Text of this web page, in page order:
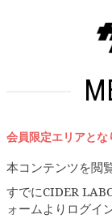
会員限定エリアとな
本コンテンツを閲
すでにCIDER
ォームよりログイ